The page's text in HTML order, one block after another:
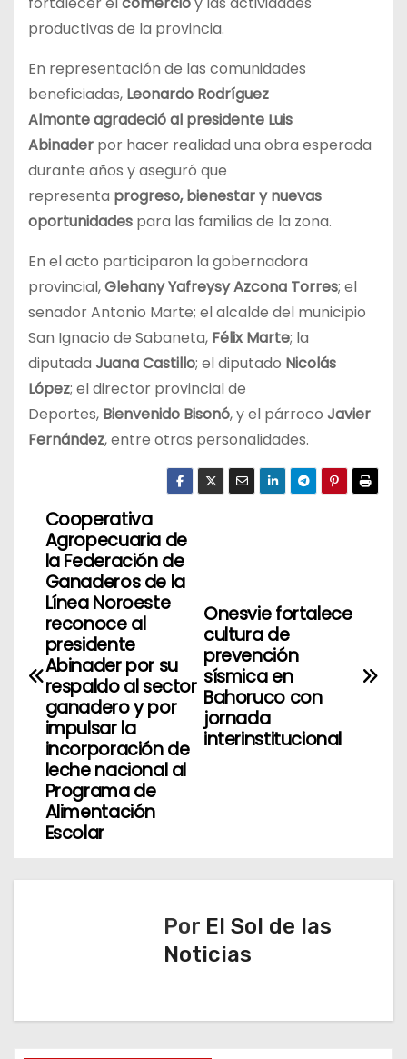
productivas de la provincia.
En representación de las comunidades
beneficiadas, Leonardo Rodríguez
Almonteagradeció al presidente Luis
Abinader por hacer realidad una obra esperada
durante años y aseguró que
representa progreso, bienestar y nuevas
oportunidades para las familias de la zona.
En el acto participaron la gobernadora
provincial,Glehany Yafreysy Azcona Torres; el
senador Antonio Marte; el alcalde del municipio
San Ignacio de Sabaneta, Félix Marte; la
diputada Juana Castillo; el diputado Nicolás
López; el director provincial de
Deportes, Bienvenido Bisonó, y el párroco Javier
Fernández, entre otras personalidades.
N
g
n
n
Onesvie fortalece
cultura de
prevención
sísmica en
Bahoruco con
jornada
interinstitucional
Cooperativa
Agropecuaria de
la Federación de
Ganaderos de la
Línea Noroeste
reconoce al
presidente
Abinader por su
respaldo al sector
ganadero y por
impulsar la
incorporación de
leche nacional al
Programa de
Alimentación
Escolar
Por El Sol de las
Noticias